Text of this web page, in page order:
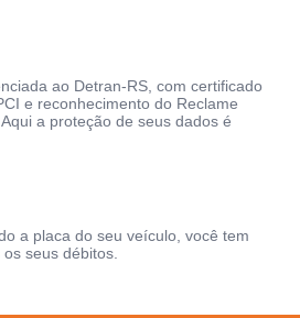
ao Detran-RS, com certificado
e reconhecimento do Reclame
a proteção de seus dados é
a placa do seu veículo, você tem
seus débitos.